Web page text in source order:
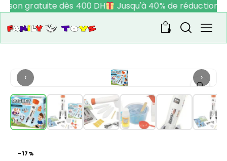
gratuite dès 400 DH Jusqu'à 40% de réduction
0
‹ ›
-17%